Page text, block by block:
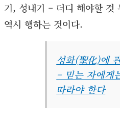
기, 성내기 – 더디 해야할 것
역시 행하는 것이다.